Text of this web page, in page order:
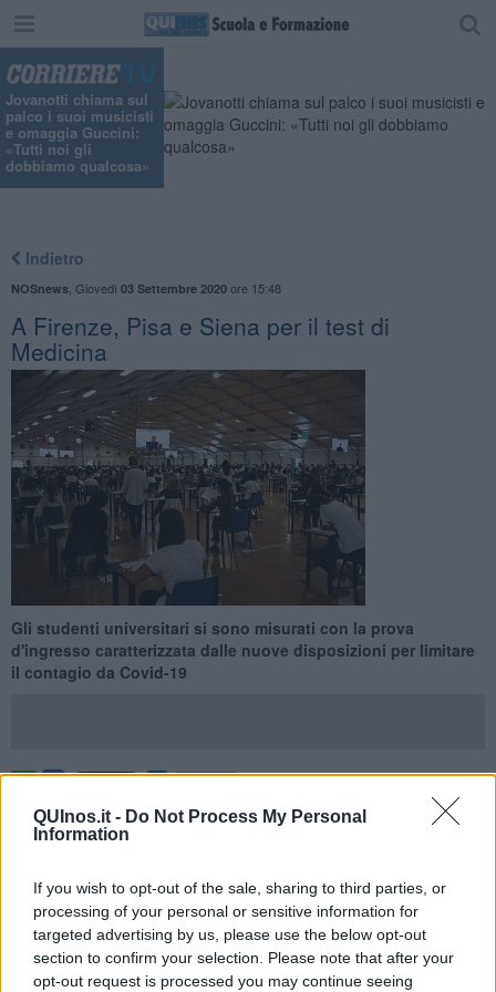
QUInos.it - Do Not Process My Personal
Information
If you wish to opt-out of the sale, sharing to third parties, or
processing of your personal or sensitive information for
targeted advertising by us, please use the below opt-out
section to confirm your selection. Please note that after your
opt-out request is processed you may continue seeing
Jovanotti chiama sul
palco i suoi musicisti
e omaggia Guccini:
«Tutti noi gli
dobbiamo qualcosa»
Indietro
NOSnews, Giovedì 03 Settembre 2020ore 15:48
A Firenze, Pisa e Siena per il test di
Medicina
Gli studenti universitari si sono misurati con la prova
d'ingresso caratterizzata dalle nuove disposizioni per limitare
il contagio da Covid-19
FIRENZE — Mascherine obbligatorie, banchi distanziati ed alcune
novità logistiche per la prova di ammissione alla facoltà. Settembre
matricole del 2020, anno segnato dall'epidemia di Covid-19. La
grande novità: il candidato, indipendentemente dalla sede indicata
come preferenza di assegnazione, ha sostenuto la prova presso
l’ateneo della provincia di residenza. Per la prima volta in Italia molti
studenti hanno indirizzato la scelta della facoltà tenendo conto